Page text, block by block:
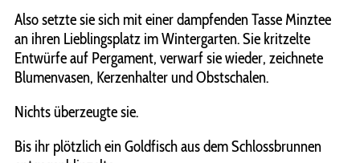
Also setzte sie sich mit einer dampfenden Tasse Minztee
an ihren Lieblingsplatz im Wintergarten. Sie kritzelte
Entwürfe auf Pergament, verwarf sie wieder, zeichnete
Blumenvasen, Kerzenhalter und Obstschalen.
Nichts überzeugte sie.
Bis ihr plötzlich ein Goldfisch aus dem Schlossbrunnen